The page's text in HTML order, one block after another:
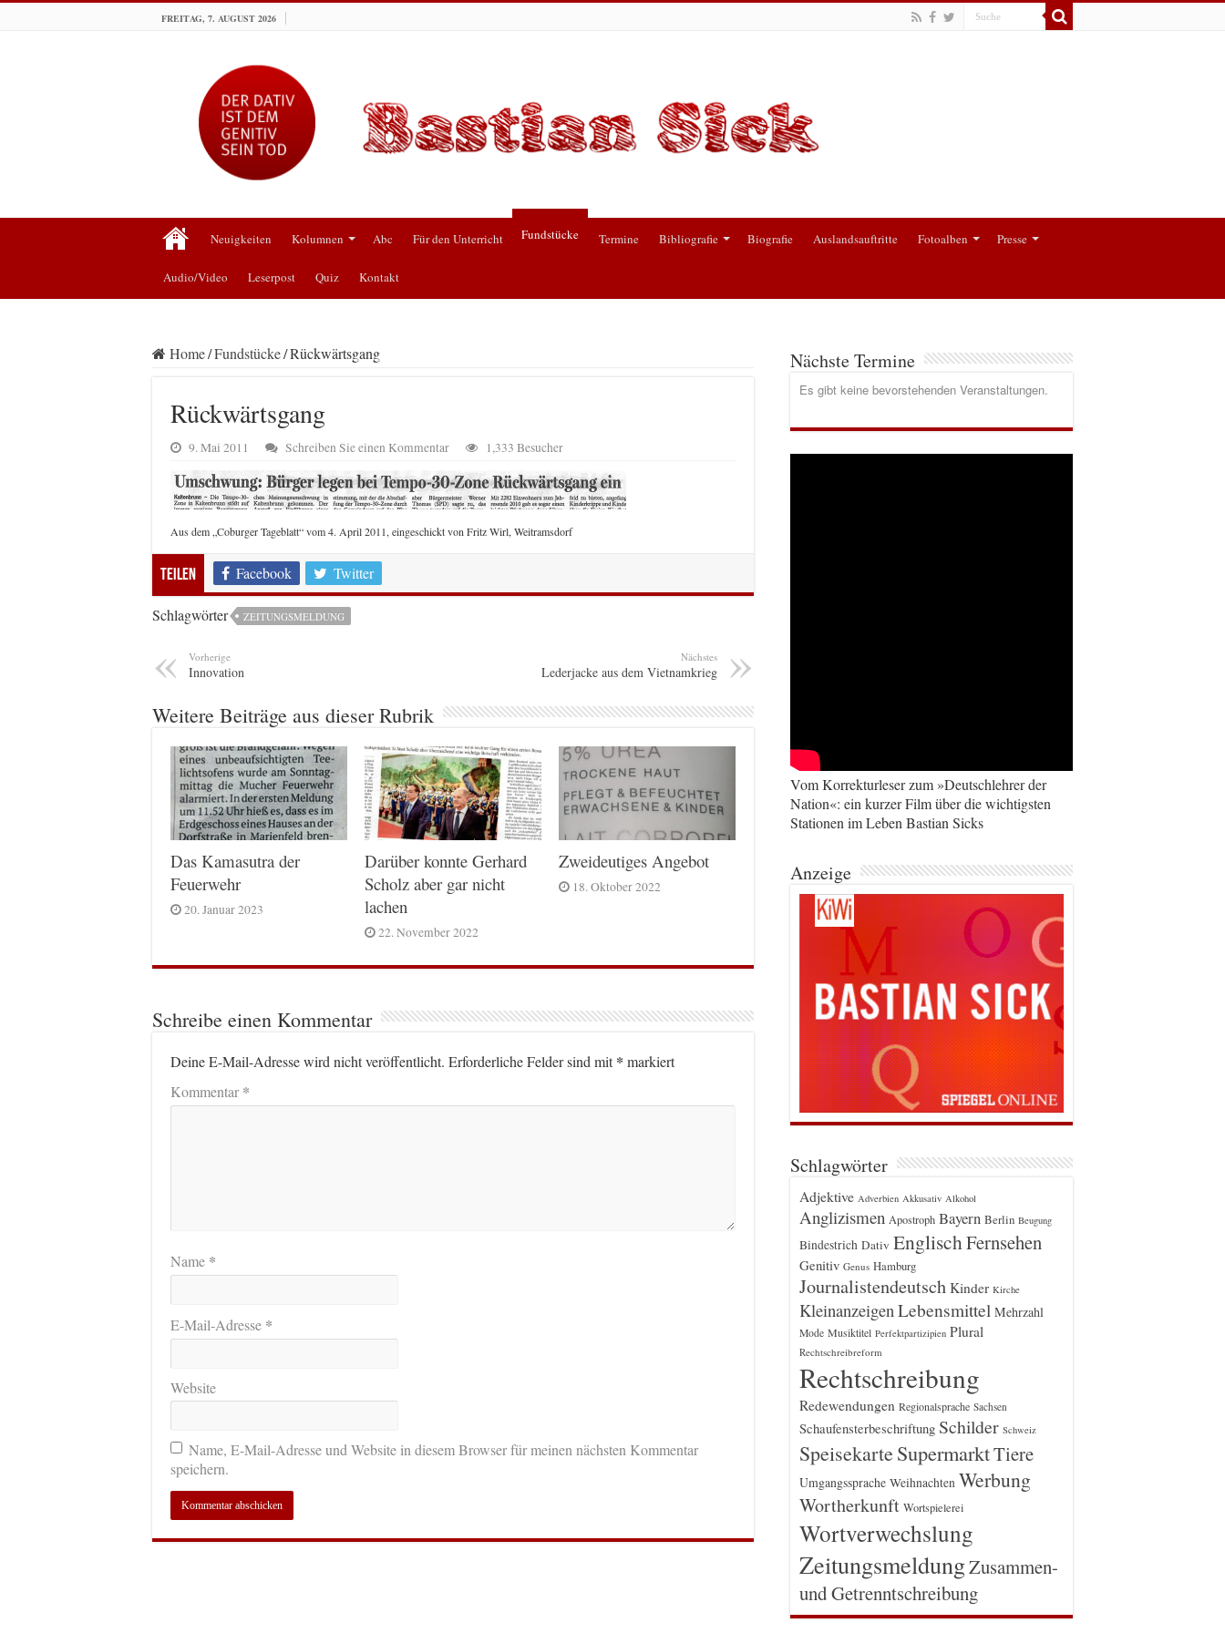
FREITAG, 7. AUGUST 2026
Neuigkeiten Kolumnen Abc Für den Unterricht Fundstücke Termine Bibliografie Biografie Auslandsauftritte Fotoalben Presse
Audio/Video Leserpost Quiz Kontakt
Home/Fundstücke/Rückwärtsgang
Rückwärtsgang
9. Mai 2011 Schreiben Sie einen Kommentar 1,333 Besucher
Aus dem „Coburger Tageblatt“ vom 4. April 2011, eingeschickt von Fritz Wirl, Weitramsdorf
Teilen Facebook Twitter
Schlagwörter ZEITUNGSMELDUNG
Vorherige
Innovation
Nächstes
Lederjacke aus dem Vietnamkrieg
Weitere Beiträge aus dieser Rubrik
Das Kamasutra der
Feuerwehr
20. Januar 2023
Darüber konnte Gerhard
Scholz aber gar nicht
lachen
22. November 2022
Zweideutiges Angebot
18. Oktober 2022
Schreibe einen Kommentar
Deine E-Mail-Adresse wird nicht veröffentlicht. Erforderliche Felder sind mit* markiert
Kommentar*
Name *
E-Mail-Adresse *
Website
Name, E-Mail-Adresse und Website in diesem Browser für meinen nächsten Kommentar
speichern.
Nächste Termine
Es gibt keine bevorstehenden Veranstaltungen.
Vom Korrekturleser zum »Deutschlehrer der
Nation«: ein kurzer Film über die wichtigsten
Stationen im Leben Bastian Sicks
Anzeige
Schlagwörter
Adjektive Adverbien Akkusativ Alkohol
Anglizismen Apostroph Bayern Berlin Beugung
Bindestrich Dativ EnglischFernsehen
Genitiv Genus Hamburg
Journalistendeutsch Kinder Kirche
Kleinanzeigen Lebensmittel Mehrzahl
Mode Musiktitel Perfektpartizipien Plural
Rechtschreibreform
Rechtschreibung
Redewendungen Regionalsprache Sachsen
Schaufensterbeschriftung Schilder Schweiz
Speisekarte SupermarktTiere
Umgangssprache Weihnachten Werbung
Wortherkunft Wortspielerei
Wortverwechslung
ZeitungsmeldungZusammen-
und Getrenntschreibung